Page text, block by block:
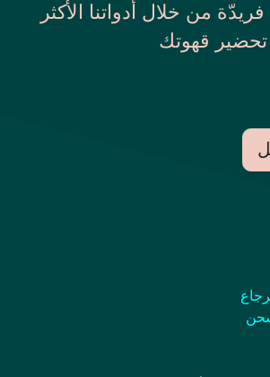
من خلال أَدواتنا الأكثر
قهوتك